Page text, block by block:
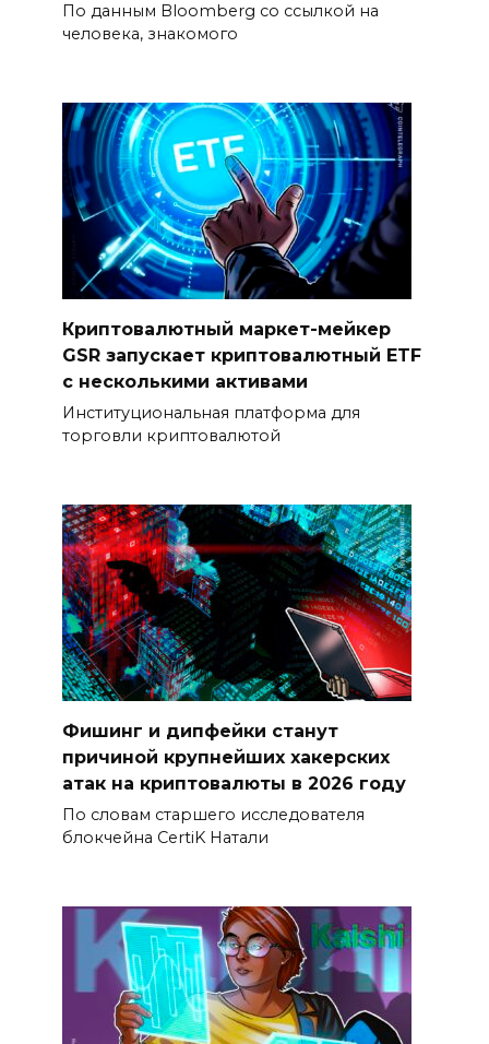
По данным Bloomberg со ссылкой на
человека, знакомого
Криптовалютный маркет-мейкер
GSR запускает криптовалютный ETF
с несколькими активами
Институциональная платформа для
торговли криптовалютой
Фишинг и дипфейки станут
причиной крупнейших хакерских
атак на криптовалюты в 2026 году
По словам старшего исследователя
блокчейна CertiK Натали